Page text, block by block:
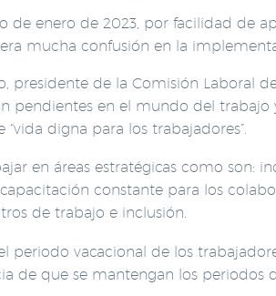
de enero de 2023, por facilidad de
mucha confusión en la
presidente de la Comisión Laboral
pendientes en el mundo del
digna para los trabajadores”.
en áreas estratégicas como son:
constante para los
de trabajo e inclusión.
periodo vacacional de los
de que se mantengan los periodos